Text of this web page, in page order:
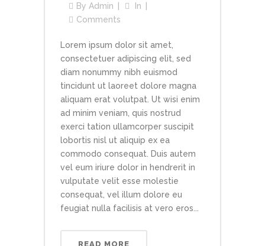
By Admin
In
Comments
Lorem ipsum dolor sit amet,
consectetuer adipiscing elit, sed
diam nonummy nibh euismod
tincidunt ut laoreet dolore magna
aliquam erat volutpat. Ut wisi enim
ad minim veniam, quis nostrud
exerci tation ullamcorper suscipit
lobortis nisl ut aliquip ex ea
commodo consequat. Duis autem
vel eum iriure dolor in hendrerit in
vulputate velit esse molestie
consequat, vel illum dolore eu
feugiat nulla facilisis at vero eros...
READ MORE